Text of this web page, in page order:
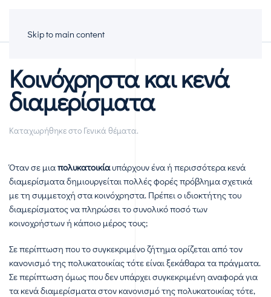
Skip to main content
Κοινόχρηστα και κενά
διαμερίσματα
Καταχωρήθηκε στο Γενικά θέματα.
Όταν σε μιαπολυκατοικίαυπάρχουν ένα ή περισσότερα κενά
διαμερίσματα δημιουργείται πολλές φορές πρόβλημα σχετικά
με τη συμμετοχή στα κοινόχρηστα. Πρέπει ο ιδιοκτήτης του
διαμερίσματος να πληρώσει το συνολικό ποσό των
κοινοχρήστων ή κάποιο μέρος τους;
Σε περίπτωση που το συγκεκριμένο ζήτημα ορίζεται από τον
κανονισμό της πολυκατοικίας τότε είναι ξεκάθαρα τα πράγματα.
Σε περίπτωση όμως που δεν υπάρχει συγκεκριμένη αναφορά για
τα κενά διαμερίσματα στον κανονισμό της πολυκατοικίας τότε,